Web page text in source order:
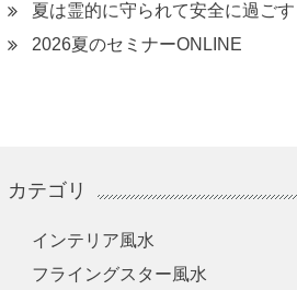
夏は霊的に守られて安全に過ごす
2026夏のセミナーONLINE
カテゴリ
インテリア風水
フライングスター風水